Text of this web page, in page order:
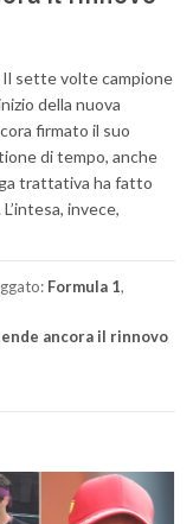
Il sette volte campione
della nuova
firmato il suo
di tempo, anche
trattativa ha fatto
invece,
Formula 1,
ancora il rinnovo